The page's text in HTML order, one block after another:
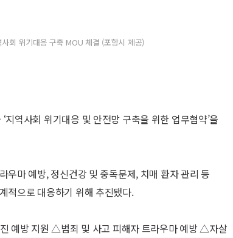
회 위기대응 구축 MOU 체결 (포항시 제공)
역사회 위기대응 및 안전망 구축을 위한 업무협약’을
우마 예방, 정신건강 및 중독문제, 치매 환자 관리 등
적으로 대응하기 위해 추진됐다.
예방 지원 △범죄 및 사고 피해자 트라우마 예방 △자살